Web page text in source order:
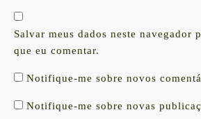
Salvar meus dados neste navegador
que eu comentar.
Notifique-me sobre novos
Notifique-me sobre novas